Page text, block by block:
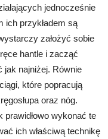
jednocześnie
ich przykładem są
założyć sobie
hantle i zacząć
jak najniżej. Równie
które popracują
oraz nóg.
wykonać te
ich właściwą technikę